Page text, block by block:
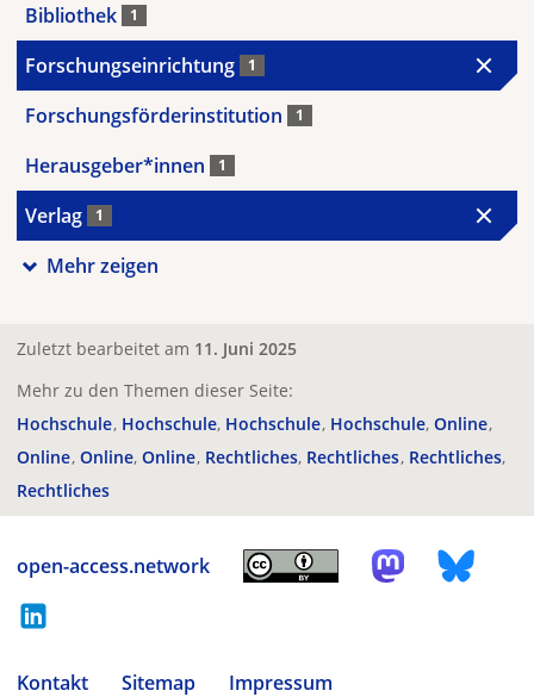
Bibliothek 1
Forschungseinrichtung 1
Forschungsförderinstitution 1
Herausgeber*innen 1
Verlag 1
Mehr zeigen
Zuletzt bearbeitet am 11. Juni 2025
Mehr zu den Themen dieser Seite:
Hochschule Hochschule Hochschule Hochschule Online
Online Online Online Rechtliches Rechtliches Rechtliches
Rechtliches
open-access.network
Kontakt Sitemap
Impressum